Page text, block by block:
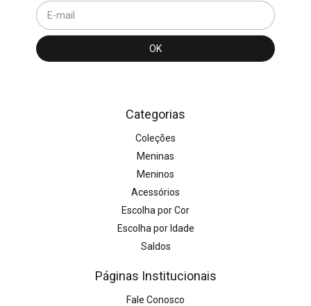
Categorias
Coleções
Meninas
Meninos
Acessórios
Escolha por Cor
Escolha por Idade
Saldos
Páginas Institucionais
Fale Conosco